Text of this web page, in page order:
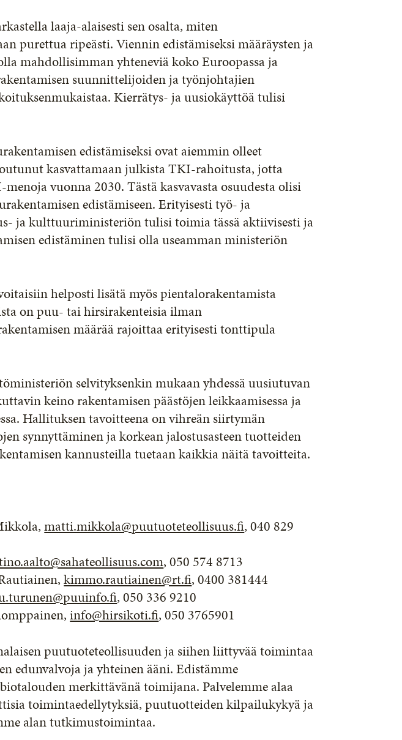
laaja-alaisesti sen osalta, miten
purettua ripeästi. Viennin edistämiseksi määräysten ja
mahdollisimman yhteneviä koko Euroopassa ja
suunnittelijoiden ja työnjohtajien
Kierrätys- ja uusiokäyttöä tulisi
edistämiseksi ovat aiemmin olleet
kasvattamaan julkista TKI-rahoitusta, jotta
vuonna 2030. Tästä kasvavasta osuudesta olisi
edistämiseen. Erityisesti työ- ja
ja kulttuuriministeriön tulisi toimia tässä aktiivisesti ja
edistäminen tulisi olla useamman ministeriön
helposti lisätä myös pientalorakentamista
on puu- tai hirsirakenteisia ilman
määrää rajoittaa erityisesti tonttipula
selvityksenkin mukaan yhdessä uusiutuvan
keino rakentamisen päästöjen leikkaamisessa ja
Hallituksen tavoitteena on vihreän siirtymän
synnyttäminen ja korkean jalostusasteen tuotteiden
kannusteilla tuetaan kaikkia näitä tavoitteita.
matti.mikkola@puutuoteteollisuus.fi, 040 829
, 050 574 8713
kimmo.rautiainen@rt.fi, 0400 381444
, 050 336 9210
info@hirsikoti.fi, 050 3765901
puutuoteteollisuuden ja siihen liittyvää toimintaa
edunvalvoja ja yhteinen ääni. Edistämme
merkittävänä toimijana. Palvelemme alaa
toimintaedellytyksiä, puutuotteiden kilpailukykyä ja
alan tutkimustoimintaa.